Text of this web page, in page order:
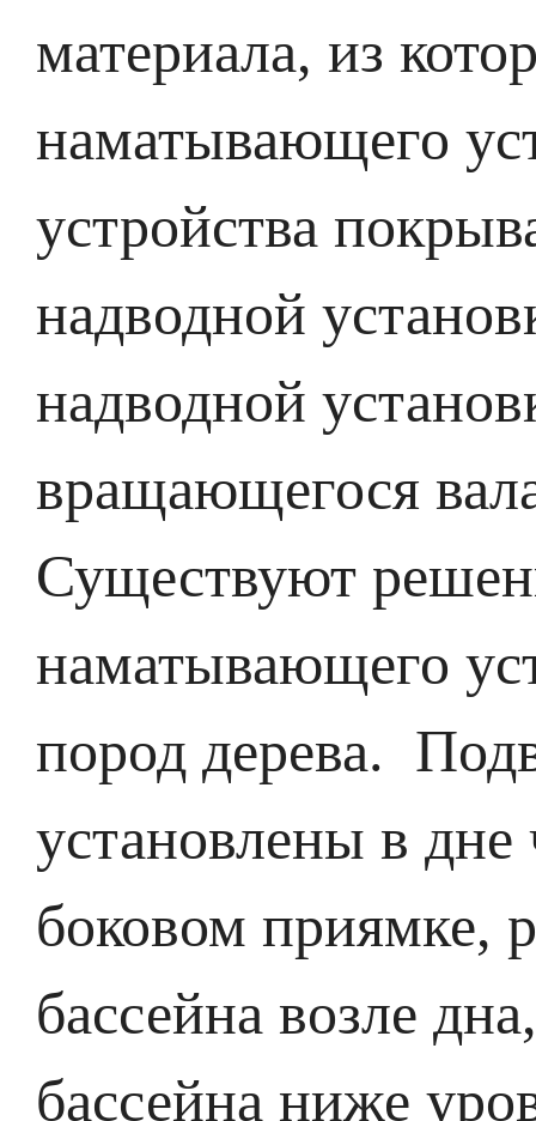
материала, из
наматывающего
устройства
надводной
надводной
вращающегося
Существуют
наматывающего
пород дерева.
установлены в
боковом приямке,
бассейна возле
бассейна ниже